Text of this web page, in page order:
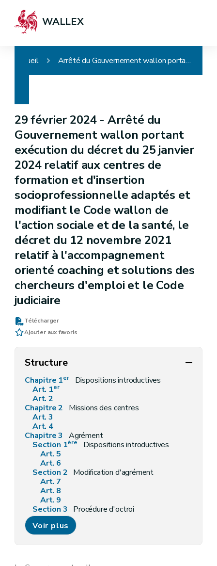
WALLEX
Accueil Arrêté du Gouvernement wallon portant exécution du décret du 25 janvier 2024 relatif aux centres de formation et d'insertion socioprofessionnelle adaptés et modifiant le Code wallon de l'action sociale et de la santé, le décret du 12 novembre 2021 relatif à l'accompagnement orienté coaching et solutions des chercheurs d'emploi et le Code judiciaire
29 février 2024 - Arrêté du
Gouvernement wallon portant
exécution du décret du 25 janvier
2024 relatif aux centres de
formation et d'insertion
socioprofessionnelle adaptés et
modifiant le Code wallon de
l'action sociale et de la santé, le
décret du 12 novembre 2021
relatif à l'accompagnement
orienté coaching et solutions des
chercheurs d'emploi et le Code
judiciaire
Télécharger
Ajouter aux favoris
Structure
Chapitre 1er
Dispositions introductives
Art. 1er
Art. 2
Chapitre 2
Missions des centres
Art. 3
Art. 4
Chapitre 3
Agrément
Section 1ère
Dispositions introductives
Art. 5
Art. 6
Section 2 Modification d'agrément
Art. 7
Art. 8
Art. 9
Section 3
Procédure d'octroi
Art. 10
Art. 11
Art. 12
Voir plus